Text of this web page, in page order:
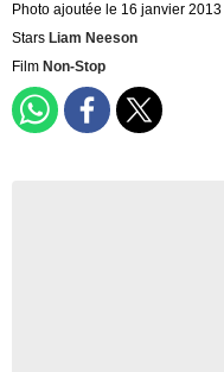
Photo ajoutée le 16 janvier 2013
Stars Liam Neeson
Film Non-Stop